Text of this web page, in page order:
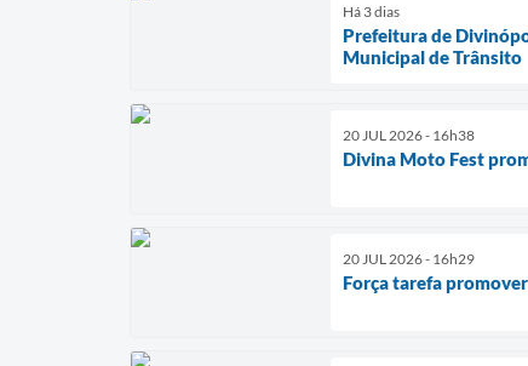
Há 3 dias
Prefeitura de
Municipal de Trânsito
20 JUL 2026 - 16h38
Divina Moto Fest
20 JUL 2026 - 16h29
Força tarefa